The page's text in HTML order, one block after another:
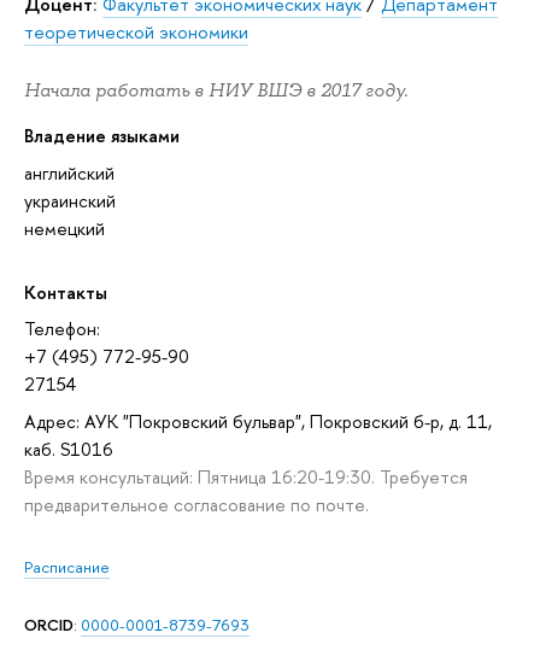
теоретической экономики
Начала работать в НИУ ВШЭ в 2017 году.
Владение языками
английский
украинский
немецкий
Контакты
Телефон:
+7 (495) 772-95-90
27154
Адрес: АУК "Покровский бульвар", Покровский б-р, д. 11,
каб. S1016
Время консультаций: Пятница 16:20-19:30. Требуется
предварительное согласование по почте.
Расписание
ORCID: 0000-0001-8739-7693